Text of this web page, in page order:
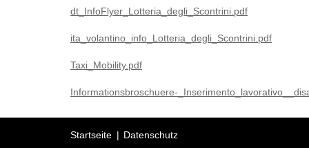
dt_InfoFlyer_Lotteria_degli_Scontrini.pdf
ita_volantino_info_Lotteria_degli_Scontrini.pdf
Taxi_Mobility.pdf
Informationsbroschuere-
Startseite Datenschutz